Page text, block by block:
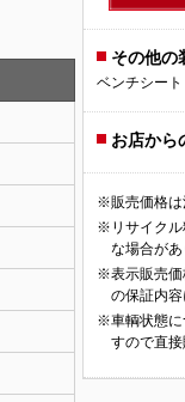
その他の
ベンチシート
お店から
※販売価格は
※リサイクル
な場合があ
※表示販売価
の保証内容
※車輌状態に
すので直